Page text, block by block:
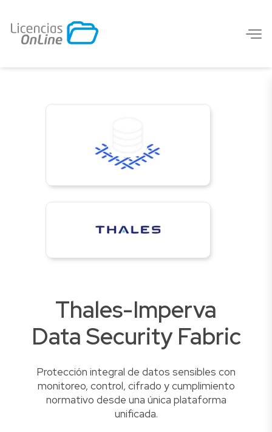
Thales-Imperva
Data Security Fabric
Protección integral de datos sensibles con
monitoreo, control, cifrado y cumplimiento
normativo desde una única plataforma
unificada.